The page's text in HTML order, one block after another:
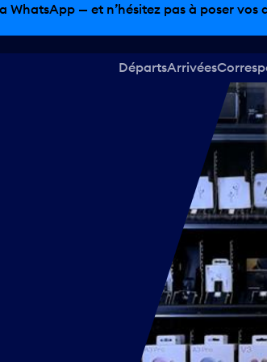
WhatsApp — et n’hésitez pas à poser vos
DépartsArrivées